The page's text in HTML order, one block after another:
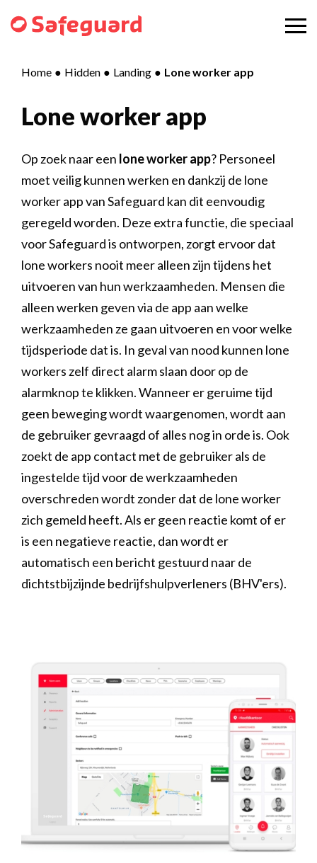
Home Hidden Landing Lone worker app
Lone worker app
Op zoek naar een lone worker app? Personeel
moet veilig kunnen werken en dankzij de lone
worker app van Safeguard kan dit eenvoudig
geregeld worden. Deze extra functie, die speciaal
voor Safeguard is ontworpen, zorgt ervoor dat
lone workers nooit meer alleen zijn tijdens het
uitvoeren van hun werkzaamheden. Mensen die
alleen werken geven via de app aan welke
werkzaamheden ze gaan uitvoeren en voor welke
tijdsperiode dat is. In geval van nood kunnen lone
workers zelf direct alarm slaan door op de
alarmknop te klikken. Wanneer er geruime tijd
geen beweging wordt waargenomen, wordt aan
de gebruiker gevraagd of alles nog in orde is. Ook
zoekt de app contact met de gebruiker als de
ingestelde tijd voor de werkzaamheden
overschreden wordt zonder dat de lone worker
zich gemeld heeft. Als er geen reactie komt of er
is een negatieve reactie, dan wordt er
automatisch een bericht gestuurd naar de
dichtstbijzijnde bedrijfshulpverleners (BHV'ers).